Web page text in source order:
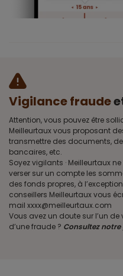
Vigilance fraude
Attention, vous pouvez être
Meilleurtaux vous proposant
transmettre des documents,
bancaires, etc.
Soyez vigilants · Meilleurtaux
verser sur un compte les
des fonds propres, à
conseillers Meilleurtaux vous
mail xxxx@meilleurtaux.com
Vous avez un doute sur l’un
d’une fraude ? Consultez notre